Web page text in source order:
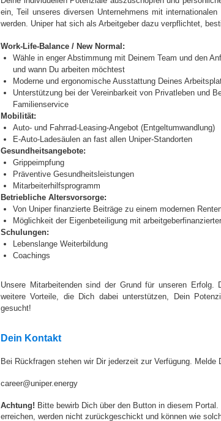
ein, Teil unseres diversen Unternehmens mit
werden. Uniper hat sich als Arbeitgeber dazu verpflichtet,
Work-Life-Balance / New Normal:
Wähle in enger Abstimmung mit Deinem Team und den
und wann Du arbeiten möchtest
Moderne und ergonomische Ausstattung Deines
Unterstützung bei der Vereinbarkeit von Privatleben und
Familienservice
Mobilität:
Auto- und Fahrrad-Leasing-Angebot (Entgeltumwandlung)
E-Auto-Ladesäulen an fast allen Uniper-Standorten
Gesundheitsangebote:
Grippeimpfung
Präventive Gesundheitsleistungen
Mitarbeiterhilfsprogramm
Betriebliche Altersvorsorge:
Von Uniper finanzierte Beiträge zu einem modernen
Möglichkeit der Eigenbeteiligung mit
Schulungen:
Lebenslange Weiterbildung
Coachings
Unsere Mitarbeitenden sind der Grund für unseren
weitere Vorteile, die Dich dabei unterstützen, Dein
gesucht!
Dein Kontakt
Bei Rückfragen stehen wir Dir jederzeit zur Verfügung. Melde
career@uniper.energy
Achtung! Bitte bewirb Dich über den Button in diesem
erreichen, werden nicht zurückgeschickt und können wie